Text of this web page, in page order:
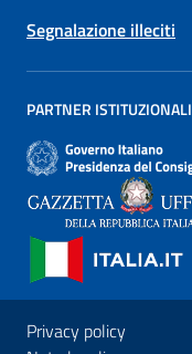
Segnalazione illeciti
PARTNER ISTITUZIONALI
Privacy policy